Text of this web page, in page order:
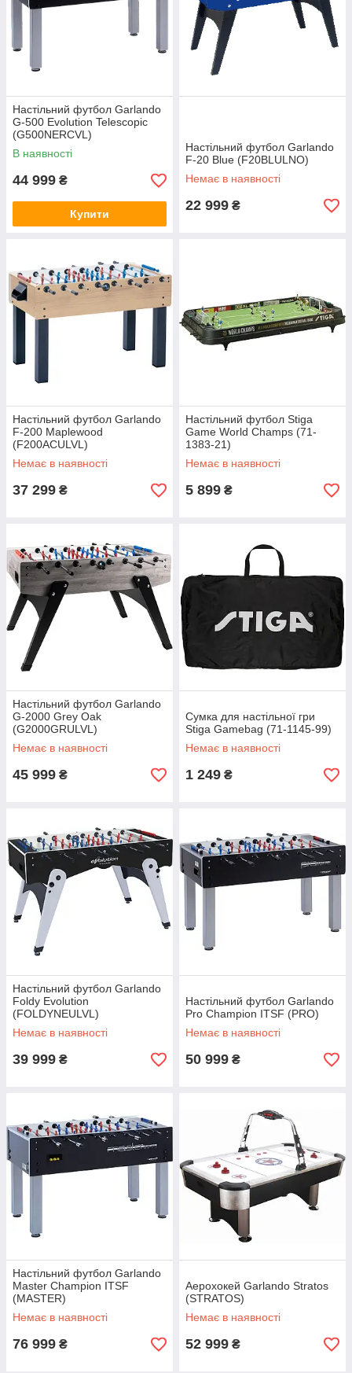
Настільний футбол Garlando
G-500 Evolution Telescopic
(G500NERCVL)
В наявності
44 999 ₴
Купити
Настільний футбол Garlando
F-20 Blue (F20BLULNO)
Немає в наявності
22 999 ₴
Настільний футбол Garlando
F-200 Maplewood
(F200ACULVL)
Немає в наявності
37 299 ₴
Настільний футбол Stiga
Game World Champs (71-
1383-21)
Немає в наявності
5 899 ₴
Настільний футбол Garlando
G-2000 Grey Oak
(G2000GRULVL)
Немає в наявності
45 999 ₴
Сумка для настільної гри
Stiga Gamebag (71-1145-99)
Немає в наявності
1 249 ₴
Настільний футбол Garlando
Foldy Evolution
(FOLDYNEULVL)
Немає в наявності
39 999 ₴
Настільний футбол Garlando
Pro Champion ITSF (PRO)
Немає в наявності
50 999 ₴
Настільний футбол Garlando
Master Champion ITSF
(MASTER)
Немає в наявності
76 999 ₴
Аерохокей Garlando Stratos
(STRATOS)
Немає в наявності
52 999 ₴